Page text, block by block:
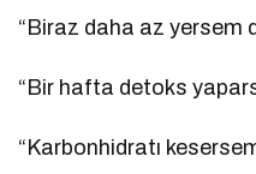
“Biraz daha az yersem
“Bir hafta detoks
“Karbonhidratı